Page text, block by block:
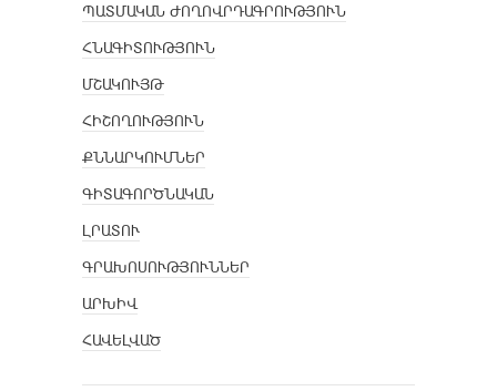
ՊԱՏՄԱԿԱՆ ԺՈՂՈՎՐԴԱԳՐՈՒԹՅՈՒՆ
ՀՆԱԳԻՏՈՒԹՅՈՒՆ
ՄՇԱԿՈՒՅԹ
ՀԻՇՈՂՈՒԹՅՈՒՆ
ՔՆՆԱՐԿՈՒՄՆԵՐ
ԳԻՏԱԳՈՐԾՆԱԿԱՆ
ԼՐԱՏՈՒ
ԳՐԱԽՈՍՈՒԹՅՈՒՆՆԵՐ
ԱՐԽԻՎ
ՀԱՎԵԼՎԱԾ